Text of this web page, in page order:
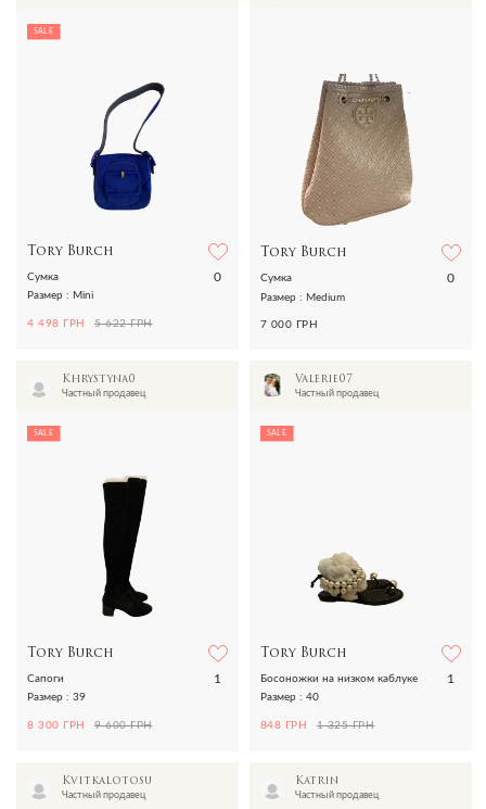
SALE
Tory Burch
0
Сумка
Размер : Mini
4 498 ГРН 5 622 ГРН
Tory Burch
0
Сумка
Размер : Medium
7 000 ГРН
Khrystyna0
Частный продавец
SALE
Tory Burch
1
Сапоги
Размер : 39
8 300 ГРН 9 600 ГРН
Valerie07
Частный продавец
SALE
Tory Burch
1
Босоножки на низком каблуке
Размер : 40
848 ГРН 1 325 ГРН
Kvitkalotosu
Частный продавец
Katrin
Частный продавец